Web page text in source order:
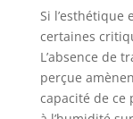
Si
certaines
L’absence de
perçue
capacité de ce